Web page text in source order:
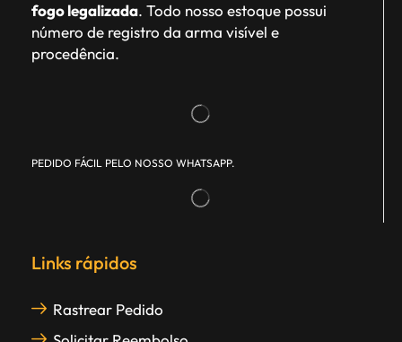
fogo legalizada. Todo nosso estoque possui
número de registro da arma visível e
procedência.
PEDIDO FÁCIL PELO NOSSO WHATSAPP.
Links rápidos
Rastrear Pedido